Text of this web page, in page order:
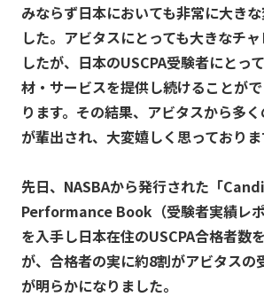
みならず日本においても非常に大き
した。アビタスにとっても大きなチ
したが、日本のUSCPA受験者にとっ
材・サービスを提供し続けることが
ります。その結果、アビタスから多
が輩出され、大変嬉しく思っておりま
先日、NASBAから発行された「
Performance Book（受験者実績レ
を入手し日本在住のUSCPA合格者数
が、合格者の実に約8割がアビタスの
が明らかになりました。